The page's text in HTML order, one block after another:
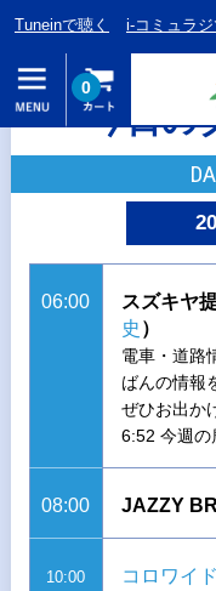
Tuneinで聴く i-コミュラジ
0
今日の
06:00 スズキヤ
史 ）
電車・道路
ばんの情報
ぜひお出か
6:52 今週の
08:00 JAZZY
10:00 コロワイド